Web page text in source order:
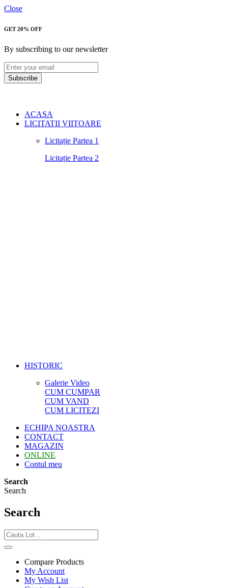
Close
GET 20% OFF
By subscribing to our newsletter
Subscribe
ACASA
LICITATII VIITOARE
Licitație Partea 1
Licitație Partea 2
HISTORIC
Galerie Video
CUM CUMPAR
CUM VAND
CUM LICITEZI
ECHIPA NOASTRA
CONTACT
MAGAZIN
ONLINE
Contul meu
Search
Search
Search
Compare Products
My Account
My Wish List